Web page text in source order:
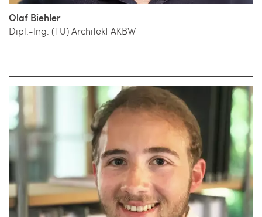
Olaf Biehler
Dipl.-Ing. (TU) Architekt AKBW